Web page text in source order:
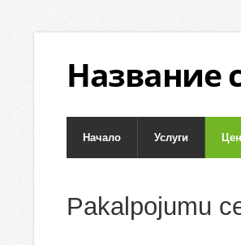
Название
Начало Услуги
Pakalpojumu